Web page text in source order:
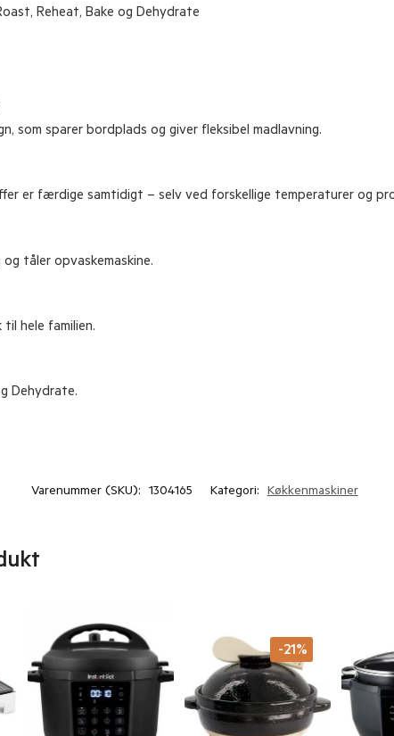
Reheat, Bake og Dehydrate
som sparer bordplads og giver fleksibel madlavning.
er færdige samtidigt – selv ved forskellige temperaturer og
tåler opvaskemaskine.
til hele familien.
Dehydrate.
Varenummer (SKU): 1304165 Kategori: Køkkenmaskiner
-21%